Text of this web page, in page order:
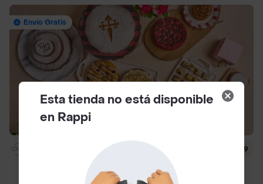
Envío Gratis
Dlili By Liliana Arango
$ 4500
4.9
Esta tienda no está disponible
en Rappi